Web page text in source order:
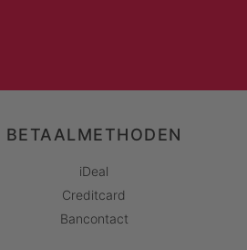
BETAALMETHODEN
iDeal
Creditcard
Bancontact